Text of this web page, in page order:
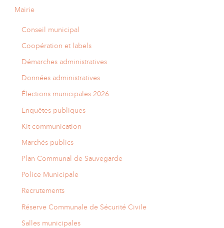
Mairie
Conseil municipal
Coopération et labels
Démarches administratives
Données administratives
Élections municipales 2026
Enquêtes publiques
Kit communication
Marchés publics
Plan Communal de Sauvegarde
Police Municipale
Recrutements
Réserve Communale de Sécurité Civile
Salles municipales